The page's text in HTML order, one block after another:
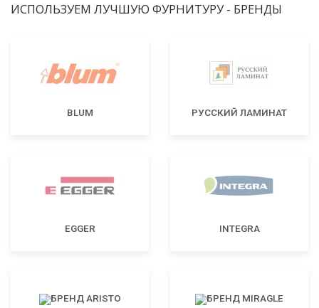
ИСПОЛЬЗУЕМ ЛУЧШУЮ ФУРНИТУРУ - БРЕНДЫ
BLUM РУССКИЙ ЛАМИНАТ
EGGER INTEGRA